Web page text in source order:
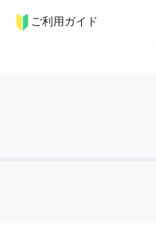
ご利用ガイド
ペット 料理